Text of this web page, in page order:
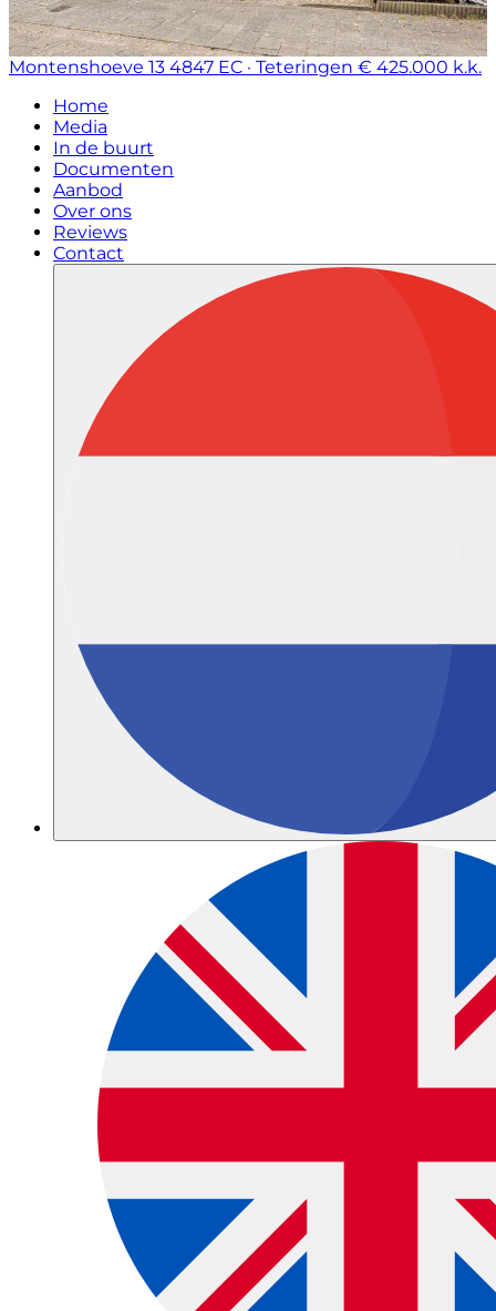
Montenshoeve 13 4847 EC · Teteringen € 425.000 k.k.
Home
Media
In de buurt
Documenten
Aanbod
Over ons
Reviews
Contact